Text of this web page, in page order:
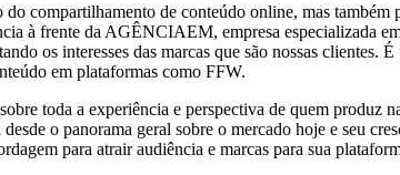
compartilhamento de conteúdo online, mas
à frente da AGÊNCIAEM, empresa especializada
os interesses das marcas que são nossas clientes.
em plataformas como FFW.
toda a experiência e perspectiva de quem produz
o panorama geral sobre o mercado hoje e seu
para atrair audiência e marcas para sua